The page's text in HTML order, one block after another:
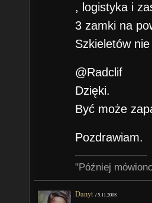
, logistyka i
3 zamki na
Szkieletów nie
@Radclif
Dzięki.
Być może
Pozdrawiam.
"Później
Danyt /5.11.2008